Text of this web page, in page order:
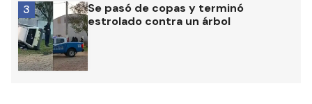
Se pasó de copas y terminó
estrolado contra un árbol
3